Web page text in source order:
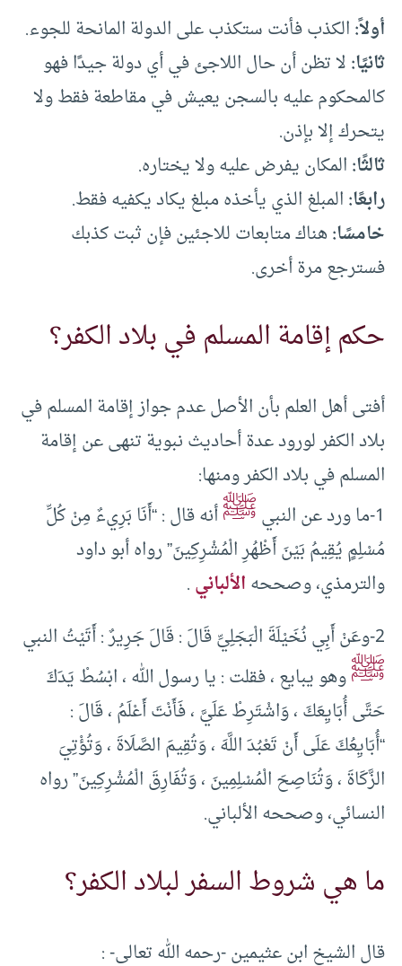
أولاً:الكذب فأنت ستكذب على الدولة المانحة للجوء.
ثانيًا:لا تظن أن حال اللاجئ في أي دولة جيدًا فهو
كالمحكوم عليه بالسجن يعيش في مقاطعة فقط ولا
يتحرك إلا بإذن.
ثالثًا:المكان يفرض عليه ولا يختاره.
رابعًا:المبلغ الذي يأخذه مبلغ يكاد يكفيه فقط.
خامسًا:هناك متابعات للاجئين فإن ثبت كذبك
فسترجع مرة أخرى.
حكم إقامة المسلم في بلاد الكفر؟
أفتى أهل العلم بأن الأصل عدم جواز إقامة المسلم في
بلاد الكفر لورود عدة أحاديث نبوية تنهى عن إقامة
المسلم في بلاد الكفر ومنها:
1-ما ورد عن النبي
ﷺأنه قال : “أَنَا بَرِيءٌ مِنْ كُلِّ
مُسْلِمٍ يُقِيمُ بَيْنَ أَظْهُرِ الْمُشْرِكِينَ” رواه أبو داود
والترمذي، وصححهالألباني.
2-وعَنْ أَبِي نُخَيْلَةَ الْبَجَلِيِّ قَالَ : قَالَ جَرِيرٌ : أَتَيْتُ النبي
ﷺوهو يبايع ، فقلت : يا رسول الله ، ابْسُطْ يَدَكَ
حَتَّى أُبَايِعَكَ ، وَاشْتَرِطْ عَلَيَّ ، فَأَنْتَ أَعْلَمُ ، قَالَ :
“أُبَايِعُكَ عَلَى أَنْ تَعْبُدَ اللَّهَ ، وَتُقِيمَ الصَّلَاةَ ، وَتُؤْتِيَ
الزَّكَاةَ ، وَتُنَاصِحَ الْمُسْلِمِينَ ، وَتُفَارِقَ الْمُشْرِكِينَ” رواه
النسائي، وصححه الألباني.
ما هي شروط السفر لبلاد الكفر؟
قال الشيخ ابن عثيمين -رحمه الله تعالى- :